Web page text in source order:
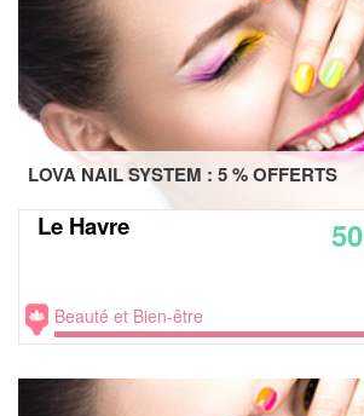
LOVA NAIL SYSTEM : 5 % OFFERTS
Le Havre 50
Beauté et Bien-être